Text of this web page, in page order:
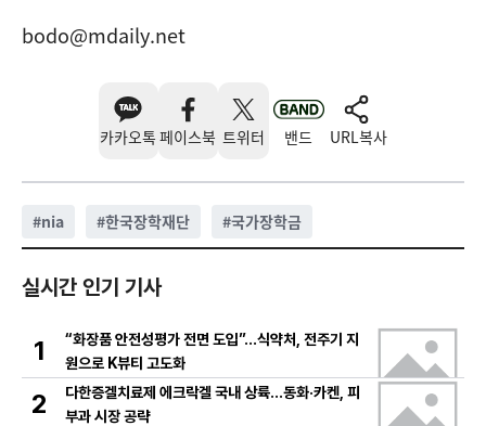
bodo@mdaily.net
카카오톡 페이스북 트위터 밴드 URL복사
#nia #한국장학재단 #국가장학금
실시간 인기 기사
1
“화장품 안전성평가 전면 도입”…식약처, 전주기 지
원으로 K뷰티 고도화
2
다한증겔치료제 에크락겔 국내 상륙…동화·카켄, 피
부과 시장 공략